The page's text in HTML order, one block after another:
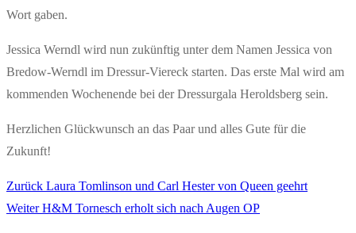
Wort gaben.
Jessica Werndl wird nun zukünftig unter dem Namen Jessica von
Bredow-Werndl im Dressur-Viereck starten. Das erste Mal wird am
kommenden Wochenende bei der Dressurgala Heroldsberg sein.
Herzlichen Glückwunsch an das Paar und alles Gute für die
Zukunft!
Beitragsnavigation
Zurück Vorheriger
Beitrag:
Laura Tomlinson und Carl Hester von Queen geehrt
Weiter Nächster
H&M Tornesch erholt sich nach Augen OP